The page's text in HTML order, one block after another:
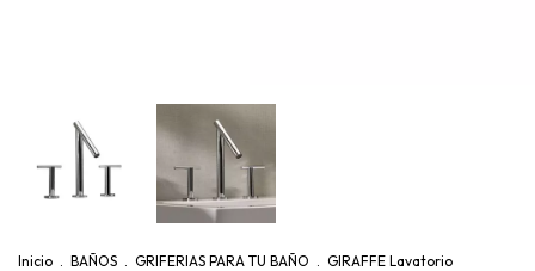
Inicio . BAÑOS . GRIFERIAS PARA TU BAÑO . GIRAFFE Lavatorio